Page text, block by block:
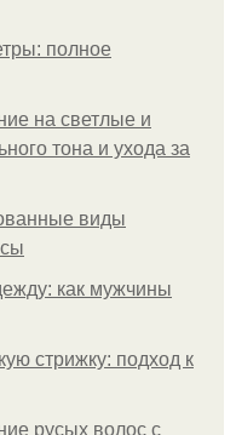
полное
на светлые и
тона и ухода за
виды
как мужчины
стрижку: подход к
русых волос с